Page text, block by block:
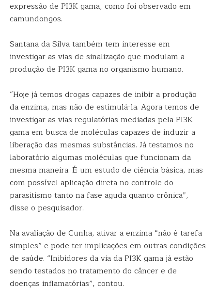
expressão de PI3K gama, como foi observado em
camundongos.
Santana da Silva também tem interesse em
investigar as vias de sinalização que modulam a
produção de PI3K gama no organismo humano.
“Hoje já temos drogas capazes de inibir a produção
da enzima, mas não de estimulá-la. Agora temos de
investigar as vias regulatórias mediadas pela PI3K
gama em busca de moléculas capazes de induzir a
liberação das mesmas substâncias. Já testamos no
laboratório algumas moléculas que funcionam da
mesma maneira. É um estudo de ciência básica, mas
com possível aplicação direta no controle do
parasitismo tanto na fase aguda quanto crônica”,
disse o pesquisador.
Na avaliação de Cunha, ativar a enzima “não é tarefa
simples” e pode ter implicações em outras condições
de saúde. “Inibidores da via da PI3K gama já estão
sendo testados no tratamento do câncer e de
doenças inflamatórias”, contou.